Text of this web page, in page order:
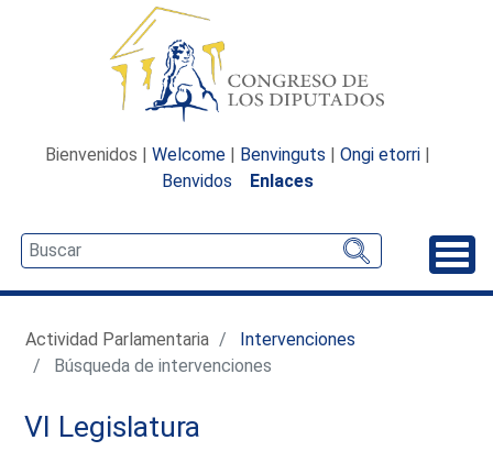
Bienvenidos | Welcome | Benvinguts | Ongi etorri |
Benvidos
Enlaces
Actividad Parlamentaria
Intervenciones
Búsqueda de intervenciones
VI Legislatura